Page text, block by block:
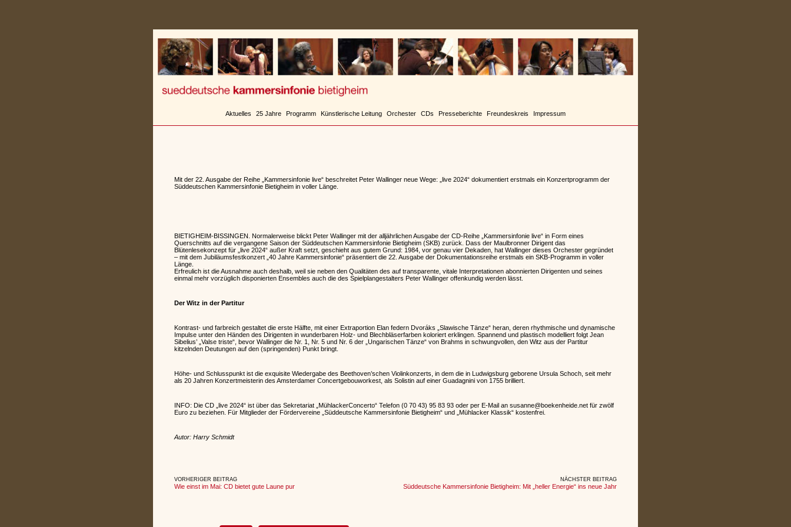
Aktuelles 25 Jahre Programm Künstlerische Leitung Orchester CDs Presseberichte Freundeskreis Impressum
Mit der 22. Ausgabe der Reihe „Kammersinfonie live“ beschreitet Peter Wallinger neue Wege: „live 2024“ dokumentiert erstmals ein Konzertprogramm der
Süddeutschen Kammersinfonie Bietigheim in voller Länge.
BIETIGHEIM-BISSINGEN. Normalerweise blickt Peter Wallinger mit der alljährlichen Ausgabe der CD-Reihe „Kammersinfonie live“ in Form eines
Querschnitts auf die vergangene Saison der Süddeutschen Kammersinfonie Bietigheim (SKB) zurück. Dass der Maulbronner Dirigent das
Blütenlesekonzept für „live 2024“ außer Kraft setzt, geschieht aus gutem Grund: 1984, vor genau vier Dekaden, hat Wallinger dieses Orchester gegründet
– mit dem Jubiläumsfestkonzert „40 Jahre Kammersinfonie“ präsentiert die 22. Ausgabe der Dokumentationsreihe erstmals ein SKB-Programm in voller
Länge.
Erfreulich ist die Ausnahme auch deshalb, weil sie neben den Qualitäten des auf transparente, vitale Interpretationen abonnierten Dirigenten und seines
einmal mehr vorzüglich disponierten Ensembles auch die des Spielplangestalters Peter Wallinger offenkundig werden lässt.
Der Witz in der Partitur
Kontrast- und farbreich gestaltet die erste Hälfte, mit einer Extraportion Elan federn Dvoráks „Slawische Tänze“ heran, deren rhythmische und dynamische
Impulse unter den Händen des Dirigenten in wunderbaren Holz- und Blechbläserfarben koloriert erklingen. Spannend und plastisch modelliert folgt Jean
Sibelius’ „Valse triste“, bevor Wallinger die Nr. 1, Nr. 5 und Nr. 6 der „Ungarischen Tänze“ von Brahms in schwungvollen, den Witz aus der Partitur
kitzelnden Deutungen auf den (springenden) Punkt bringt.
Höhe- und Schlusspunkt ist die exquisite Wiedergabe des Beethoven’schen Violinkonzerts, in dem die in Ludwigsburg geborene Ursula Schoch, seit mehr
als 20 Jahren Konzertmeisterin des Amsterdamer Concertgebouworkest, als Solistin auf einer Guadagnini von 1755 brilliert.
INFO: Die CD „live 2024“ ist über das Sekretariat „MühlackerConcerto“ Telefon (0 70 43) 95 83 93 oder per E-Mail an susanne@boekenheide.net für zwölf
Euro zu beziehen. Für Mitglieder der Fördervereine „Süddeutsche Kammersinfonie Bietigheim“ und „Mühlacker Klassik“ kostenfrei.
Autor: Harry Schmidt
VORHERIGER BEITRAG
Wie einst im Mai: CD bietet gute Laune pur
NÄCHSTER BEITRAG
Süddeutsche Kammersinfonie Bietigheim: Mit „heller Energie“ ins neue Jahr